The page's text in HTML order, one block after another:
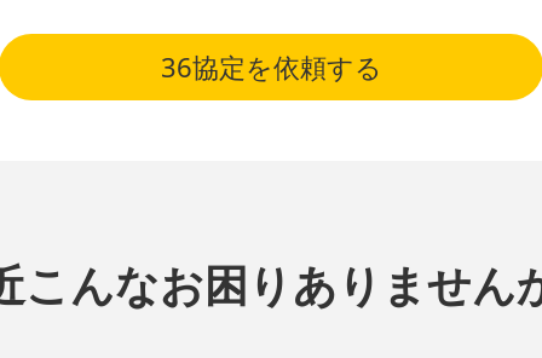
36協定を依頼する
こんなお困りありません